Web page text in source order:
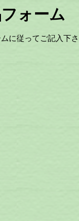
ォーム
に従ってご記入下